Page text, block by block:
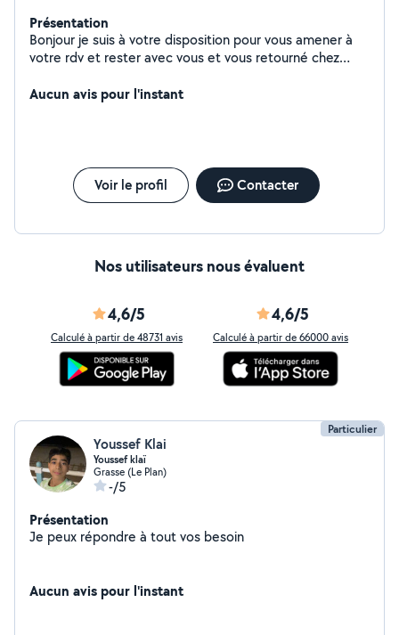
Présentation
Bonjour je suis à votre disposition pour vous amener à
votre rdv et rester avec vous et vous retourné chez
Aucun avis pour l'instant
Voir le profil Contacter
Nos utilisateurs nous évaluent
4,6/5
Calculé à partir de 48731 avis
4,6/5
Calculé à partir de 66000 avis
Particulier
Youssef Klai
Youssef klaï
Grasse (Le Plan)
-/5
Présentation
Je peux répondre à tout vos besoin
Aucun avis pour l'instant